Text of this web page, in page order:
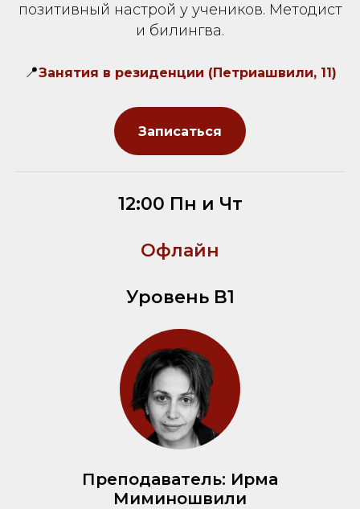
позитивный настрой у учеников. Методист
и билингва.
📍Занятия в резиденции (Петриашвили, 11)
Записаться
12:00 Пн и Чт
Офлайн
Уровень B1
Преподаватель: Ирма
Миминошвили